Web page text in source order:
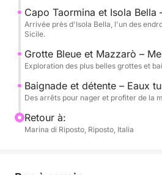
expérimenté.
Proposée avec des départs le
cette excursion est idéale pour
ou les petits groupes
sous un angle unique.
Le carburant (1200 euros) et
ne sont pas inclus dans le prix.
Capo Taormina et Isola Bella
Arrivée près d'Isola Bella, l'un des
Sicile.
Grotte Bleue et Mazzarò –
Exploration des plus belles grottes et
Baignade et détente – Eaux
Des arrêts pour nager et profiter de la
Retour à:
Marina di Riposto, Riposto, Italia